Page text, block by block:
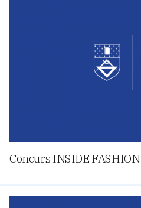
Concurs INSIDE FASHION